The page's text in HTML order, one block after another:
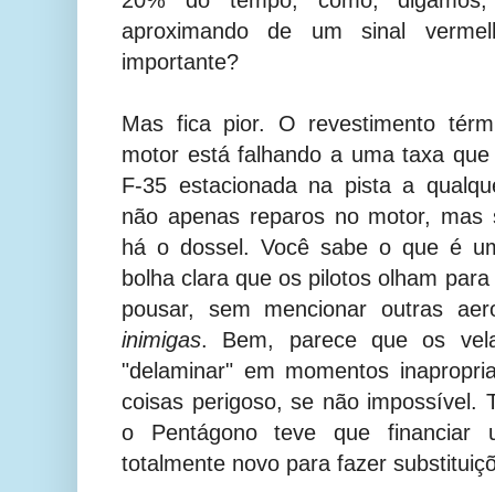
aproximando de um sinal
importante?
Mas fica pior. O revestimento
motor está falhando a uma taxa
F-35 estacionada na pista a
não apenas reparos no motor, mas
há o dossel. Você sabe o que é
bolha clara que os pilotos olham
pousar, sem mencionar outras
inimigas. Bem, parece que os
"delaminar" em momentos
coisas perigoso, se não impossível.
o Pentágono teve que financiar
totalmente novo para fazer